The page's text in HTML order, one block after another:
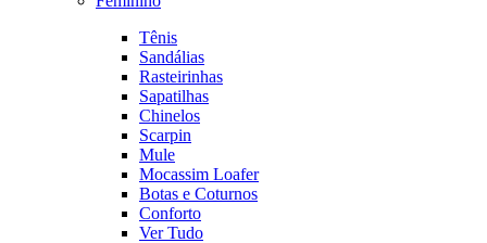
Tênis
Sandálias
Rasteirinhas
Sapatilhas
Chinelos
Scarpin
Mule
Mocassim Loafer
Botas e Coturnos
Conforto
Ver Tudo